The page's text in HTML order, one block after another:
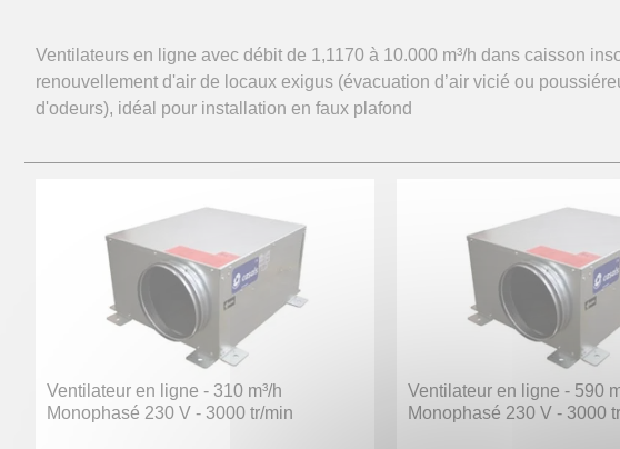
Ventilateurs en ligne avec débit de 1,1170 à 10.000 m³/h dans caisson
renouvellement d'air de locaux exigus (évacuation d’air vicié ou
d'odeurs), idéal pour installation en faux plafond
Ventilateur en ligne - 310 m³/h
Monophasé 230 V - 3000 tr/min
Ventilateur en ligne - 590
Monophasé 230 V - 3000